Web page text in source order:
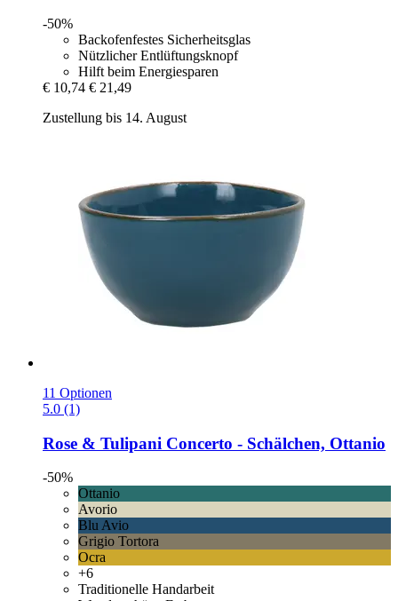
-50%
Backofenfestes Sicherheitsglas
Nützlicher Entlüftungsknopf
Hilft beim Energiesparen
€ 10,74 € 21,49
Zustellung bis 14. August
11 Optionen
5.0 (1)
Rose & Tulipani Concerto -​ Schälchen, Ottanio
-50%
Ottanio
Avorio
Blu Avio
Grigio Tortora
Ocra
+6
Traditionelle Handarbeit